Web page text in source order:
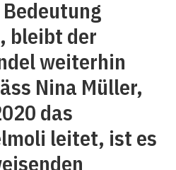
bleibt der
weiterhin
Nina Müller,
das
leitet, ist es